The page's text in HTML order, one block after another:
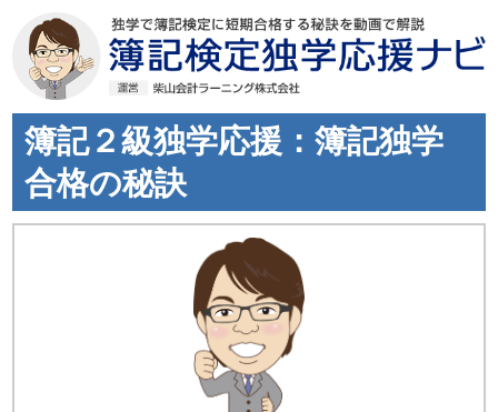
簿記２級独学応援：簿記独学
合格の秘訣